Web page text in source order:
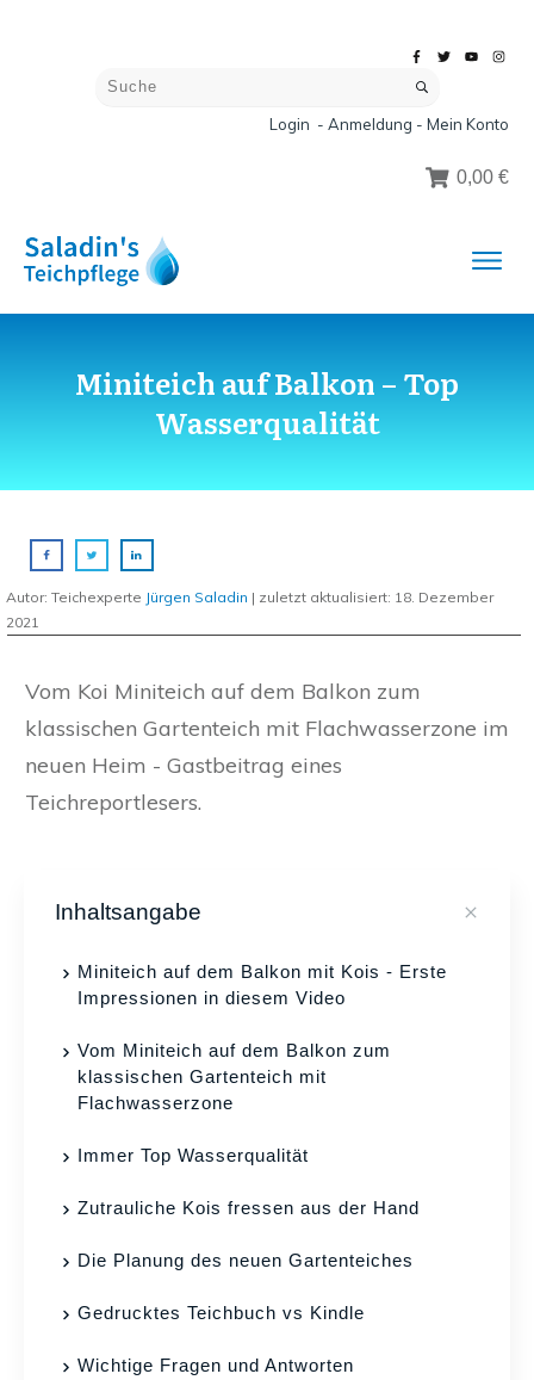
Login - Anmeldung - Mein Konto
0,00 €
Miniteich auf Balkon – Top
Wasserqualität
Autor: Teichexperte Jürgen Saladin | zuletzt aktualisiert: 18. Dezember
2021
Vom Koi Miniteich auf dem Balkon zum
klassischen Gartenteich mit Flachwasserzone im
neuen Heim - Gastbeitrag eines
Teichreportlesers.
Inhaltsangabe
Miniteich auf dem Balkon mit Kois - Erste
Impressionen in diesem Video
Vom Miniteich auf dem Balkon zum
klassischen Gartenteich mit
Flachwasserzone
Immer Top Wasserqualität
Zutrauliche Kois fressen aus der Hand
Die Planung des neuen Gartenteiches
Gedrucktes Teichbuch vs Kindle
Wichtige Fragen und Antworten